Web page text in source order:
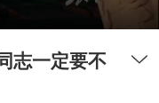
志一定要不